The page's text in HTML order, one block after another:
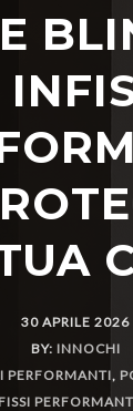
30 APRILE 2026
BY: INNOCHI
PERFORMANTI,